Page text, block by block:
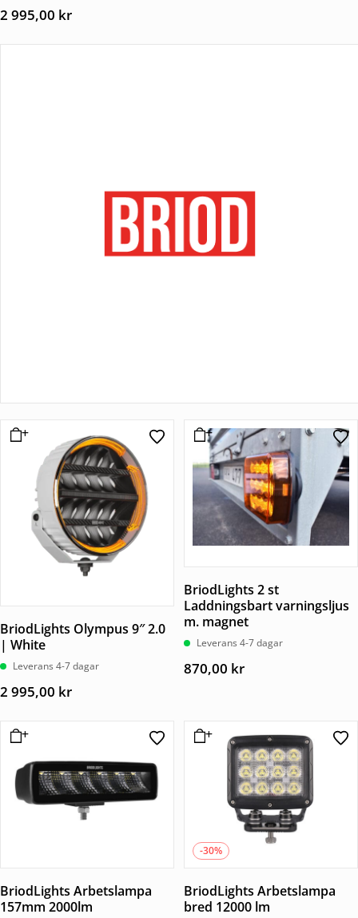
2 995,00 kr
BriodLights Olympus 9″ 2.0
| White
Leverans 4-7 dagar
2 995,00 kr
BriodLights 2 st
Laddningsbart varningsljus
m. magnet
Leverans 4-7 dagar
870,00 kr
BriodLights Arbetslampa
157mm 2000lm
-30%
BriodLights Arbetslampa
bred 12000 lm